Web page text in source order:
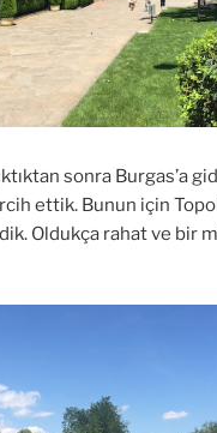
sonra Burgas’a
ettik. Bunun için
Oldukça rahat ve bir